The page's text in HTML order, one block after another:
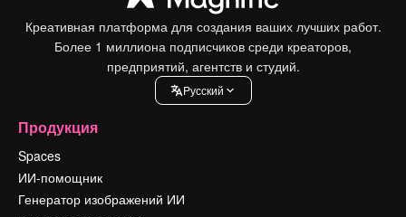
Креативная платформа для создания ваших лучших работ.
Более 1 миллиона подписчиков среди креаторов,
предприятий, агентств и студий.
Pусский
Продукция
Spaces
ИИ-помощник
Генератор изображений ИИ